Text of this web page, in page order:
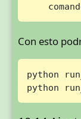
Con esto
python
python